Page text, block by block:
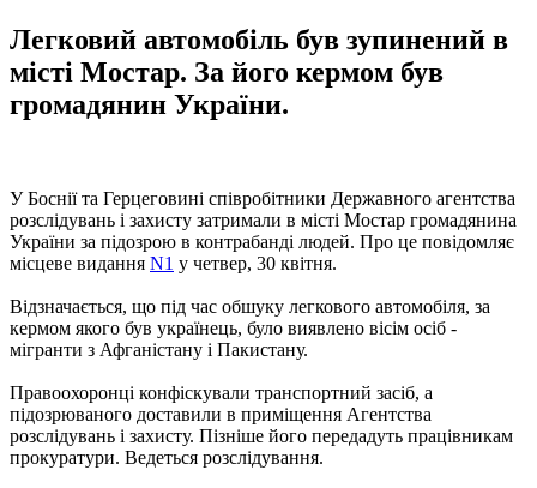
Легковий автомобіль був зупинений в
місті Мостар. За його кермом був
громадянин України.
У Боснії та Герцеговині співробітники Державного агентства
розслідувань і захисту затримали в місті Мостар громадянина
України за підозрою в контрабанді людей. Про це повідомляє
місцеве видання N1 у четвер, 30 квітня.
Відзначається, що під час обшуку легкового автомобіля, за
кермом якого був українець, було виявлено вісім осіб -
мігранти з Афганістану і Пакистану.
Правоохоронці конфіскували транспортний засіб, а
підозрюваного доставили в приміщення Агентства
розслідувань і захисту. Пізніше його передадуть працівникам
прокуратури. Ведеться розслідування.